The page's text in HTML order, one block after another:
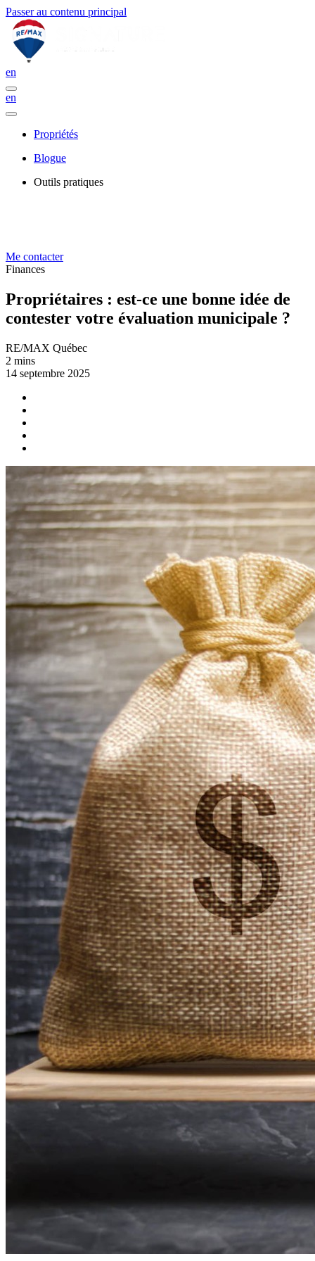
Passer au contenu principal
en
en
Propriétés
Blogue
Outils pratiques
Me contacter
Finances
Propriétaires : est-ce une bonne idée de
contester votre évaluation municipale ?
RE/MAX Québec
2 mins
14 septembre 2025